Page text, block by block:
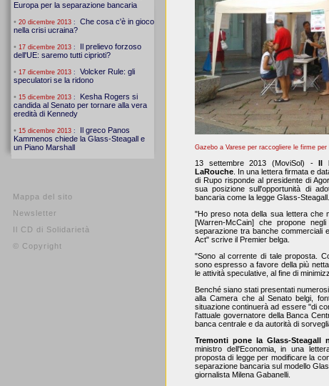
Mappa del sito
Newsletter
Il CD di Solidarietà
© Copyright
Gazebo a Varese per raccogliere le firme
13 settembre 2013 (MoviSol) -Il
LaRouche . In una lettera firmata e
di Rupo risponde al presidente di
sua posizione sull'opportunità di
bancaria come la legge Glass-Steagall.
"Ho preso nota della sua lettera che
[Warren-McCain] che propone
separazione tra banche commerciali
Act" scrive il Premier belga.
"Sono al corrente di tale proposta.
sono espresso a favore della più
le attività speculative, al fine di
Benché siano stati presentati
alla Camera che al Senato belgi,
situazione continuerà ad essere "di
l'attuale governatore della Banca
banca centrale e da autorità di
Tremonti pone la Glass-
ministro dell'Economia, in una
proposta di legge per modificare la
separazione bancaria sul modello
giornalista Milena Gabanelli.